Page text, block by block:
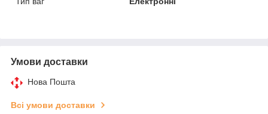
Умови доставки
Нова Пошта
Всі умови доставки